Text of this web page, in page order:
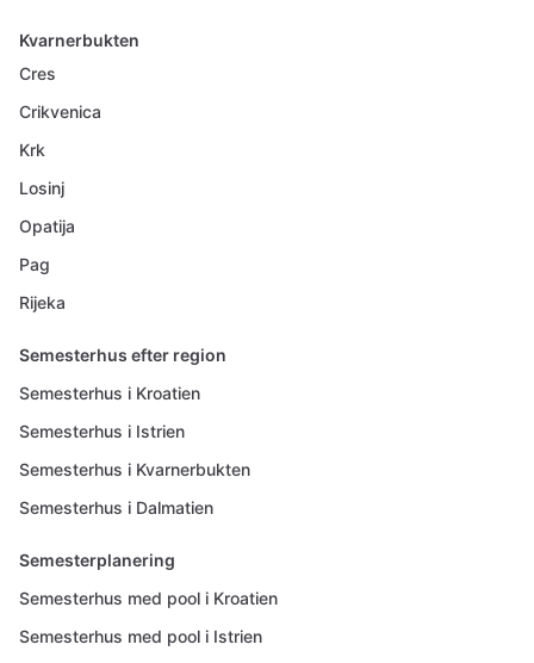
Kvarnerbukten
Cres
Crikvenica
Krk
Losinj
Opatija
Pag
Rijeka
Semesterhus efter region
Semesterhus i Kroatien
Semesterhus i Istrien
Semesterhus i Kvarnerbukten
Semesterhus i Dalmatien
Semesterplanering
Semesterhus med pool i Kroatien
Semesterhus med pool i Istrien